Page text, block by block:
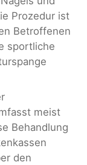
Prozedur ist
Betroffenen
sportliche
meist
Behandlung
den